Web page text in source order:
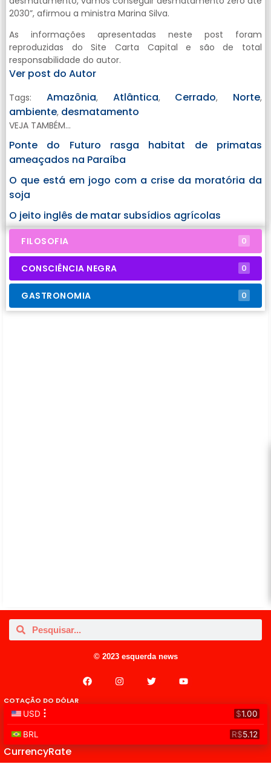
2030”, afirmou a ministra Marina Silva.
As informações apresentadas neste post foram
reproduzidas do Site Carta Capital e são de total
responsabilidade do autor.
Ver post do Autor
Tags: Amazônia, Atlântica, Cerrado, Norte,
ambiente, desmatamento
VEJA TAMBÉM...
Ponte do Futuro rasga habitat de primatas
ameaçados na Paraíba
O que está em jogo com a crise da moratória da
soja
O jeito inglês de matar subsídios agrícolas
FILOSOFIA 0
CONSCIÊNCIA NEGRA 0
GASTRONOMIA 0
© 2023 esquerda news
COTAÇÃO DO DÓLAR
CurrencyRate